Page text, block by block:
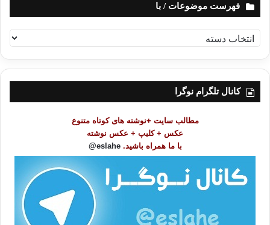
فهرست موضوعات / با
ه
ر
کانال تلگرام نوگرا
مطالب سایت +نوشته های کوتاه متنوع
عکس + کلیپ + عکس نوشته
با ما همراه باشید. eslahe@